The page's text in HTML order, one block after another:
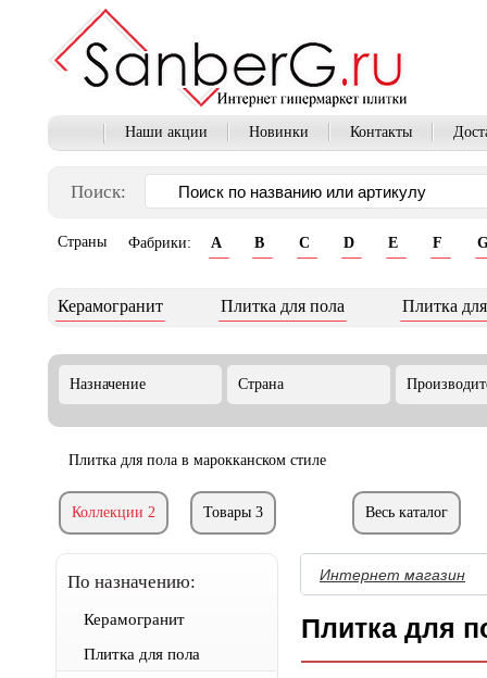
Наши акции Новинки Контакты
Поиск:
Страны Фабрики: A B C D E F
Керамогранит Плитка для пола Плитка
Назначение Страна
Плитка для пола в марокканском стиле
Коллекции 2 Товары 3 Весь каталог
По назначению:
Керамогранит
Плитка для пола
Интернет магазин
Плитка для